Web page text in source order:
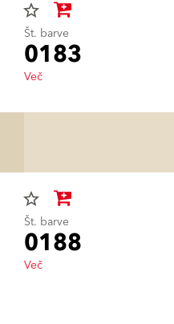
star_border
Št. barve
0183
Več
star_border
Št. barve
0188
Več